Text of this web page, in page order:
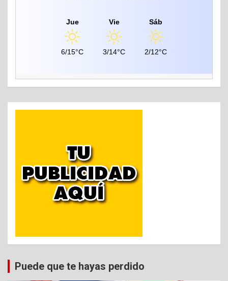
Jue
6/15°C
Vie
3/14°C
Sáb
2/12°C
Puede que te hayas perdido